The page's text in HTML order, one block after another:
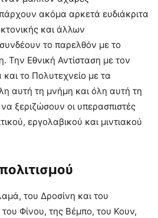
ακόμα αρκετά ευδιάκριτα
και άλλων
το παρελθόν με το
Εθνική Αντίσταση με τον
το Πολυτεχνείο με τα
αυτή τη μνήμη και όλη αυτή τη
ξεριζώσουν οι υπερασπιστές
εργολαβικού και μιντιακού
του Δροσίνη και του
Φίνου, της Βέμπο, του Κουν,